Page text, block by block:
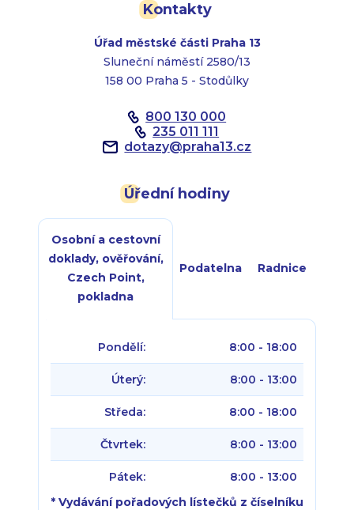
Kontakty
Úřad městské části Praha 13
Sluneční náměstí 2580/13
158 00 Praha 5 - Stodůlky
800 130 000
235 011 111
dotazy@praha13.cz
Úřední hodiny
Osobní a cestovní
doklady, ověřování,
Czech Point,
pokladna
Podatelna Radnice
Pondělí: 8:00 - 18:00
Úterý: 8:00 - 13:00
Středa: 8:00 - 18:00
Čtvrtek: 8:00 - 13:00
Pátek:
8:00 - 13:00
* Vydávání pořadových lístečků z číselníku